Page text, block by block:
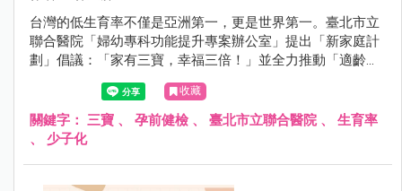
台灣的低生育率不僅是亞洲第一，更是世界第一。臺北市立
聯合醫院「婦幼專科功能提升專案辦公室」提出「新家庭計
劃」倡議：「家有三寶，幸福三倍！」並全力推動「適齡生
育」概念，主張「孕前健檢」應提前且擴大。
收藏
關鍵字： 三寶 、 孕前健檢 、 臺北市立聯合醫院、 生育率
、 少子化